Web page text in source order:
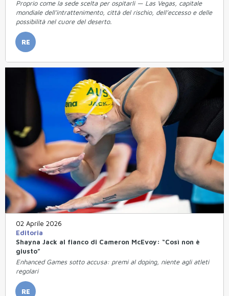
Proprio come la sede scelta per ospitarli — Las Vegas, capitale
mondiale dell’intrattenimento, città del rischio, dell’eccesso e delle
possibilità nel cuore del deserto.
RE
02 Aprile 2026
Editoria
Shayna Jack al fianco di Cameron McEvoy: “Così non è
giusto”
Enhanced Games sotto accusa: premi al doping, niente agli atleti
regolari
RE